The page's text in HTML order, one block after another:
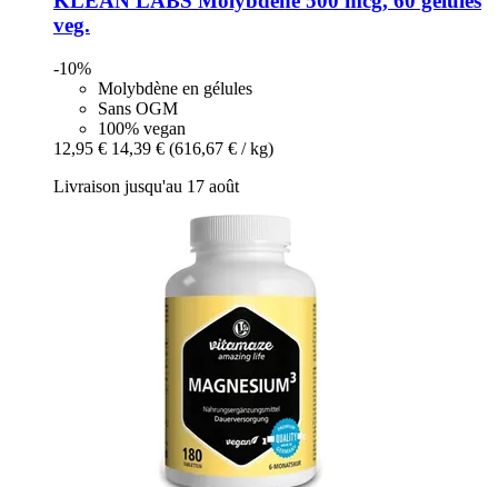
veg.
-10%
Molybdène en gélules
Sans OGM
100% vegan
12,95 € 14,39 € (616,67 € / kg)
Livraison jusqu'au 17 août